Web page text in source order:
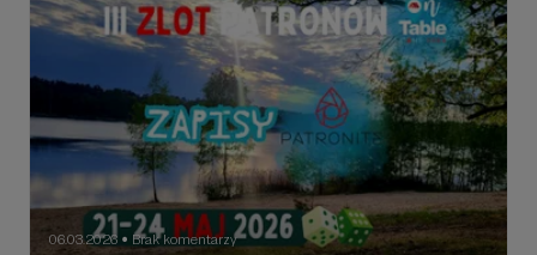
06.03.2026 ● Brak komentarzy